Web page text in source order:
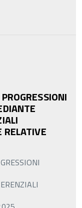
RELATIVE